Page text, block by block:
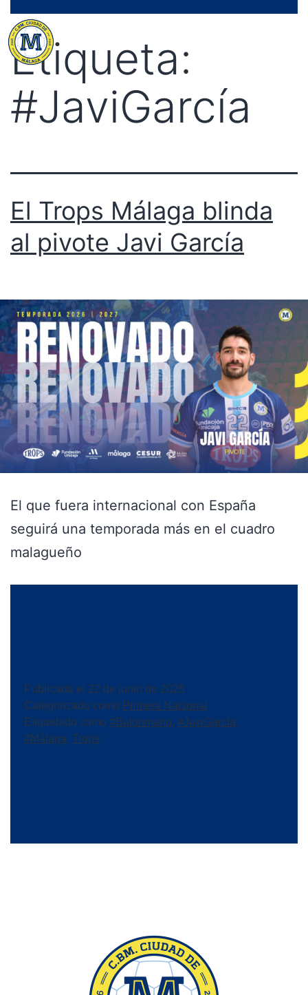
contenido
Etiqueta:
#JaviGarcía
El Trops Málaga blinda
al pivote Javi García
El que fuera internacional con España
seguirá una temporada más en el cuadro
malagueño
Publicada el 22 de junio de 2026
Categorizado como Primera Nacional
Etiquetado como #Balonmano, #JaviGarcía,
#Málaga, Trops